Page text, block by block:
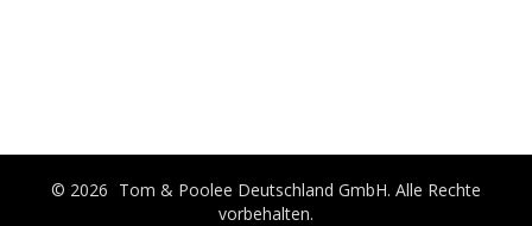
© 2026 Tom & Poolee Deutschland GmbH. Alle Rechte
vorbehalten.